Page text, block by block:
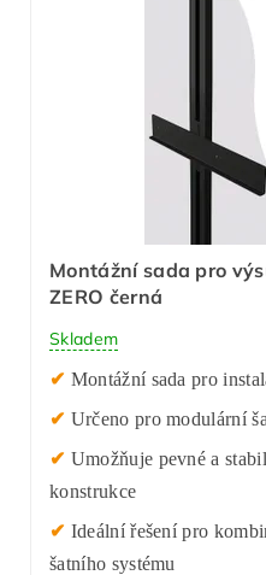
Montážní sada pro
ZERO černá
Skladem
✔ Montážní sada pro
✔ Určeno pro modulární
✔ Umožňuje pevné a
konstrukce
✔ Ideální řešení pro
šatního systému